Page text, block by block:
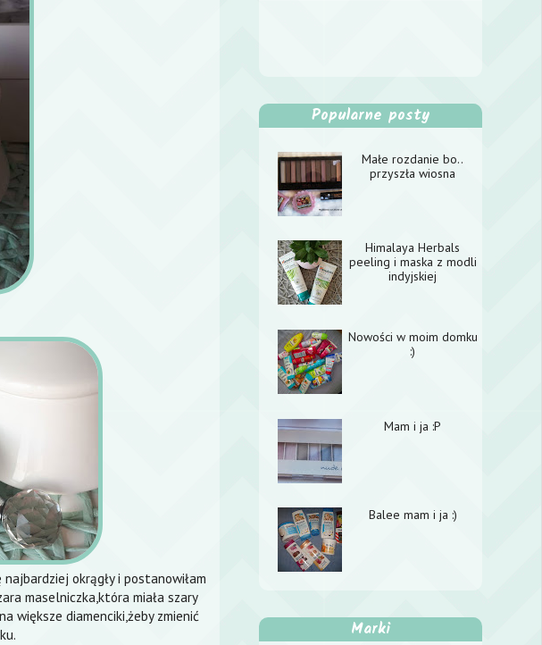
okrągły i postanowiłam
maselniczka,która miała szary
większe diamenciki,żeby zmienić
Popularne posty
Małe rozdanie bo..
przyszła wiosna
Himalaya Herbals
peeling i maska z modli
indyjskiej
Nowości w moim domku
:)
Mam i ja :P
Balee mam i ja :)
Marki